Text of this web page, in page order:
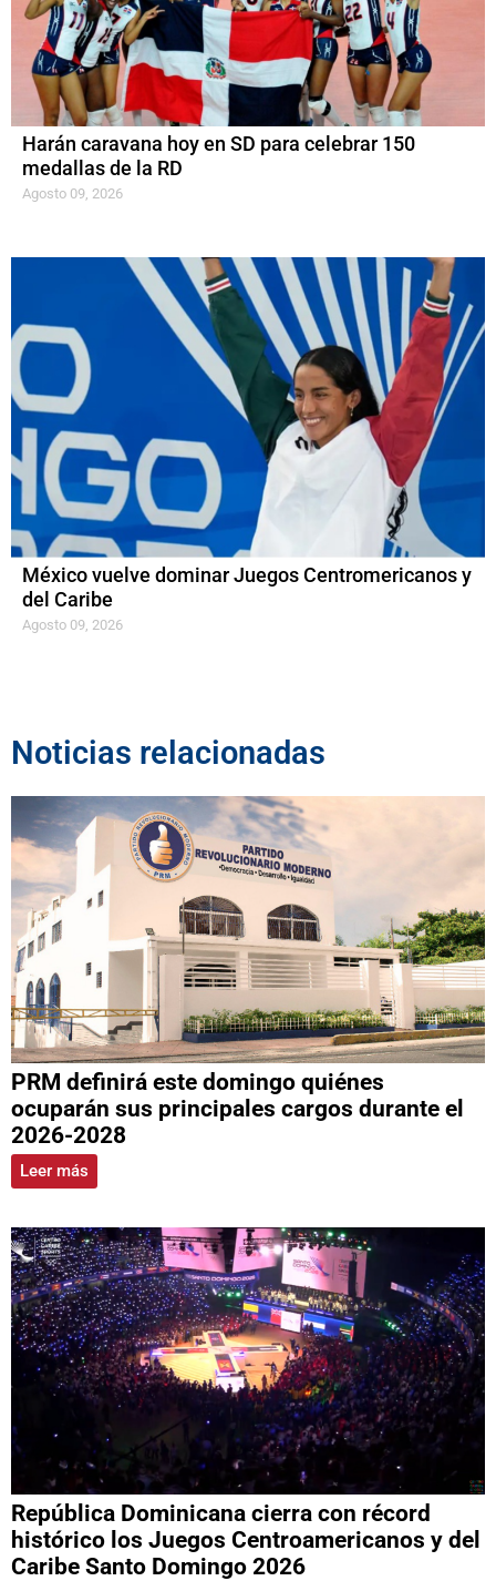
Harán caravana hoy en SD para celebrar 150
medallas de la RD
Agosto 09, 2026
México vuelve dominar Juegos Centromericanos y
del Caribe
Agosto 09, 2026
Noticias relacionadas
PRM definirá este domingo quiénes
ocuparán sus principales cargos durante el
2026-2028
Leer más
República Dominicana cierra con récord
histórico los Juegos Centroamericanos y del
Caribe Santo Domingo 2026